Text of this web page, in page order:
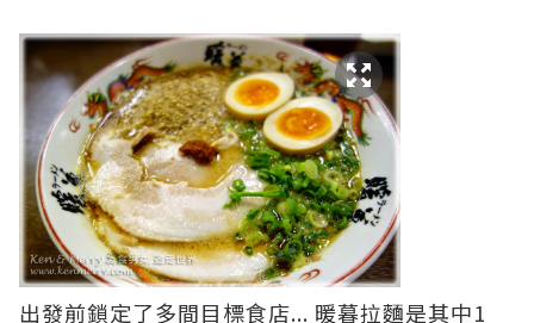
出發前鎖定了多間目標食店... 暖暮拉麵是其中1